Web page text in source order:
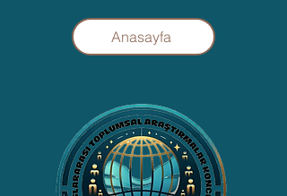
Anasayfa